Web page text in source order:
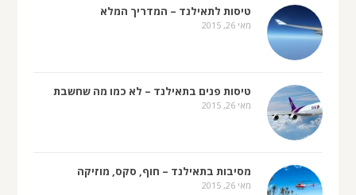
טיסות לתאילנד – המדריך המלא
מאי 26, 2015
טיסות פנים בתאילנד – לא כמו מה שחשבת
מאי 26, 2015
מסיבות בתאילנד – חוף, סקס, מוזיקה
מאי 26, 2015